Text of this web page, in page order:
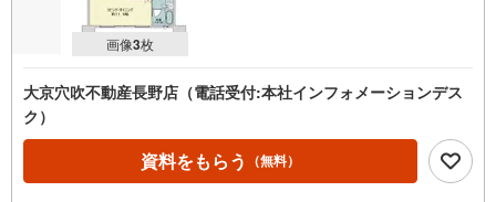
画像3枚
大京穴吹不動産長野店（電話受付:本社インフォメーションデス
ク）
資料をもらう （無料）